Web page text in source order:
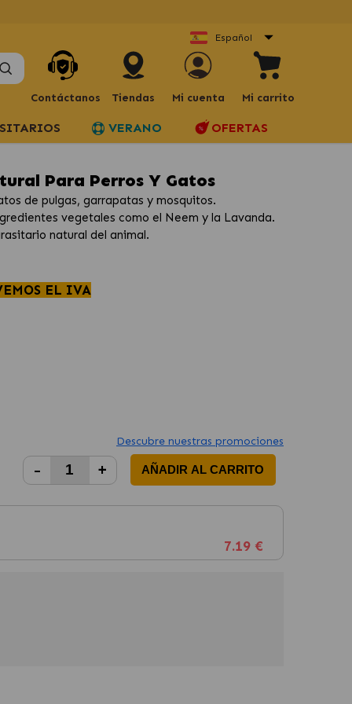
Español
Contáctanos Tiendas Mi cuenta Mi carrito
VERANO OFERTAS
Para Perros Y Gatos
de pulgas, garrapatas y mosquitos.
vegetales como el Neem y la Lavanda.
natural del animal.
EL IVA
Descubre nuestras promociones
- + AÑADIR AL CARRITO
7.19 €